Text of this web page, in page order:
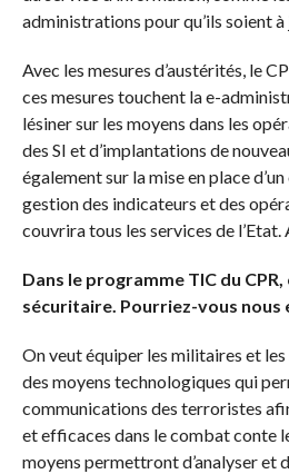
administrations pour qu’ils soient à
Avec les mesures d’austérités, le
ces mesures touchent la e-
lésiner sur les moyens dans les
des SI et d’implantations de
également sur la mise en place
gestion des indicateurs et des
couvrira tous les services de l’Etat.
Dans le programme TIC du
sécuritaire. Pourriez-vous nous
On veut équiper les militaires et
des moyens technologiques qui
communications des terroristes
et efficaces dans le combat conte
moyens permettront d’analyser et